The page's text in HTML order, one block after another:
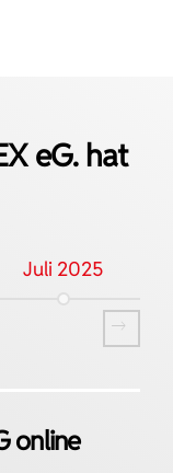
eG.hat
Juli 2025
online